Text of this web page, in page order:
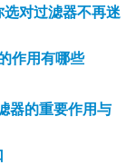
对过滤器不再迷
作用有哪些
器的重要作用与